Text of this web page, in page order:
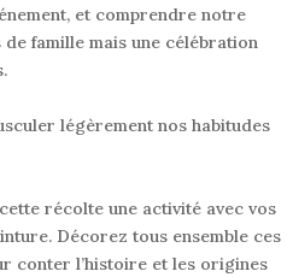
et comprendre notre
de famille mais une célébration
.
légèrement nos habitudes
récolte une activité avec vos
Décorez tous ensemble ces
conter l’histoire et les origines